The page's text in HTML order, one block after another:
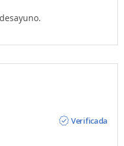
Verificada